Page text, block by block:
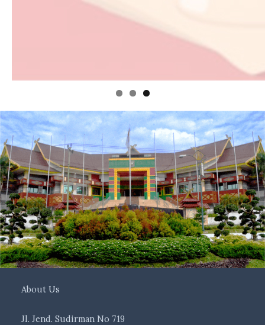
About Us
Jl. Jend. Sudirman No 719